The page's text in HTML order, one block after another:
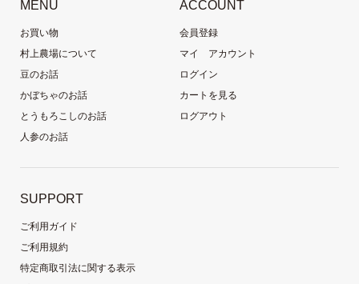
MENU
お買い物
村上農場について
豆のお話
かぼちゃのお話
とうもろこしのお話
人参のお話
ACCOUNT
会員登録
マイ アカウント
ログイン
カートを見る
ログアウト
SUPPORT
ご利用ガイド
ご利用規約
特定商取引法に関する表示